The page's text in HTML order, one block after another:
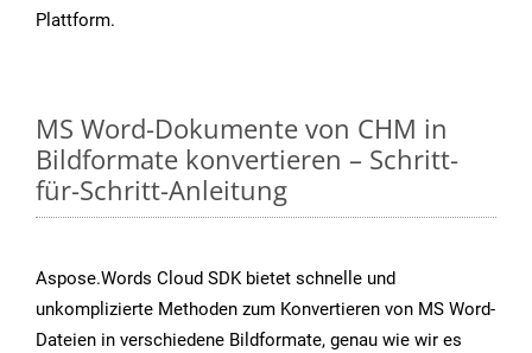
Plattform.
MS Word-Dokumente von CHM in
Bildformate konvertieren – Schritt-
für-Schritt-Anleitung
Aspose.Words Cloud SDK bietet schnelle und
unkomplizierte Methoden zum Konvertieren von MS Word-
Dateien in verschiedene Bildformate, genau wie wir es